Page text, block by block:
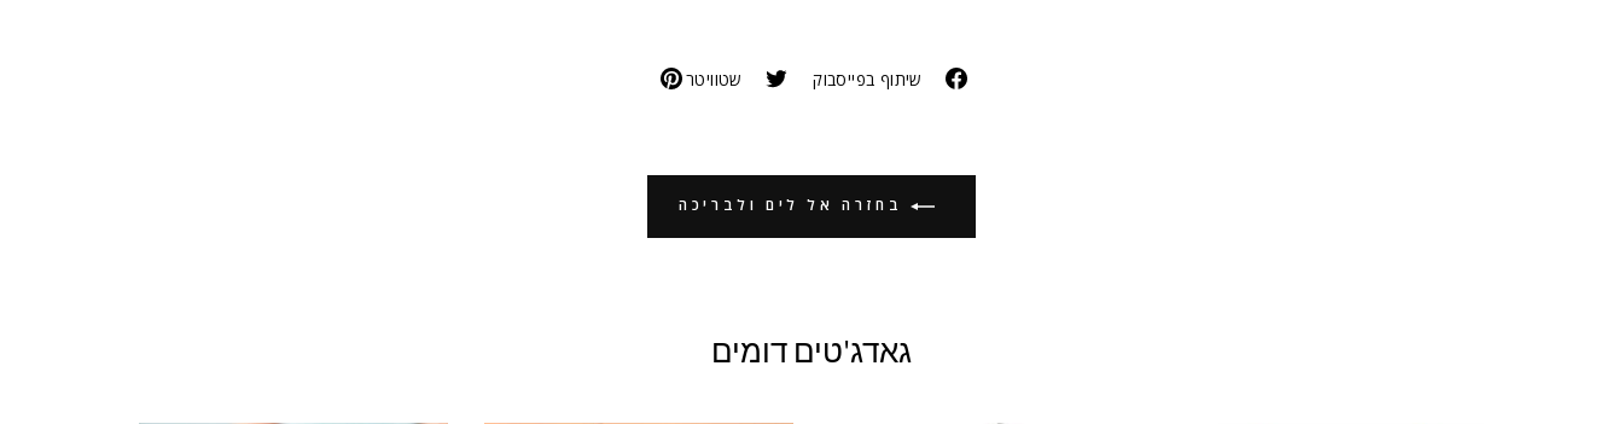
שיתוף בפייסבוק שטוויטר
בחזרה אל לים ולבריכה
גאדג'טים דומים